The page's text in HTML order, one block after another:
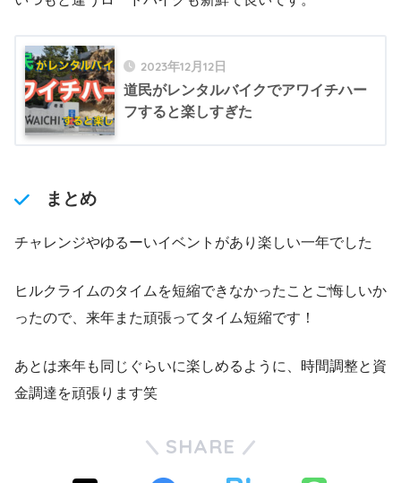
2023年12月12日
道民がレンタルバイクでアワイチハー
フすると楽しすぎた
まとめ
チャレンジやゆるーいイベントがあり楽しい一年でした
ヒルクライムのタイムを短縮できなかったことご悔しいか
ったので、来年また頑張ってタイム短縮です！
あとは来年も同じぐらいに楽しめるように、時間調整と資
金調達を頑張ります笑
SHARE